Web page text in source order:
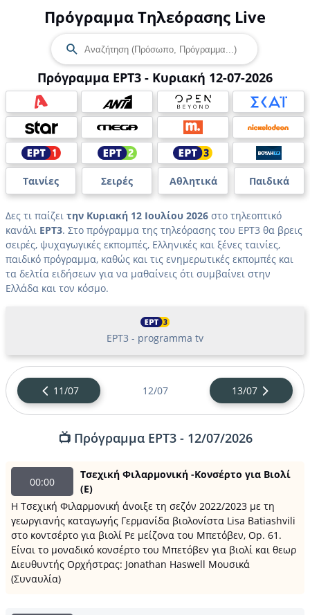
Πρόγραμμα Τηλεόρασης Live
Πρόγραμμα ΕΡΤ3 - Κυριακή 12-07-2026
Ταινίες Σειρές Αθλητικά Παιδικά
Δες τι παίζει την Κυριακή 12 Ιουλίου 2026 στο τηλεοπτικό
κανάλι ΕΡΤ3. Στο πρόγραμμα της τηλεόρασης του ΕΡΤ3 θα βρεις
σειρές, ψυχαγωγικές εκπομπές, Ελληνικές και ξένες ταινίες,
παιδικό πρόγραμμα, καθώς και τις ενημερωτικές εκπομπές και
τα δελτία ειδήσεων για να μαθαίνεις ότι συμβαίνει στην
Ελλάδα και τον κόσμο.
ΕΡΤ3 - programma tv
11/07 12/07 13/07
📺 Πρόγραμμα ΕΡΤ3 - 12/07/2026
00:00
Τσεχική Φιλαρμονική -Κονσέρτο για Βιολί
(E)
Η Τσεχική Φιλαρμονική άνοιξε τη σεζόν 2022/2023 με τη
γεωργιανής καταγωγής Γερμανίδα βιολονίστα Lisa Batiashvili
στο κοντσέρτο για βιολί Ρε μείζονα του Μπετόβεν, Op. 61.
Είναι το μοναδικό κονσέρτο του Μπετόβεν για βιολί και θεωρ
Διευθυντής Ορχήστρας: Jonathan Haswell Μουσικά
(Συναυλία)